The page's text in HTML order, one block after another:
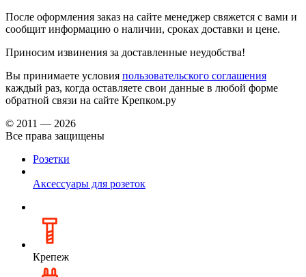
После оформления заказ на сайте менеджер свяжется с вами и
сообщит информацию о наличии, сроках доставки и цене.
Приносим извинения за доставленные неудобства!
Вы принимаете условия пользовательского соглашения
каждый раз, когда оставляете свои данные в любой форме
обратной связи на сайте Крепком.ру
© 2011 — 2026
Все права защищены
Розетки
Аксессуары для розеток
Крепеж